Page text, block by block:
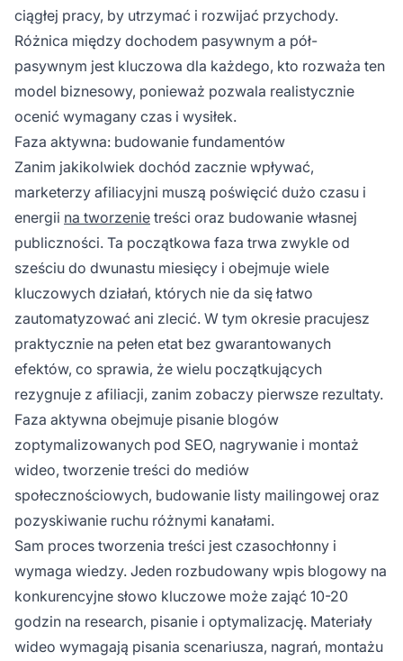
ciągłej pracy, by utrzymać i rozwijać przychody.
Różnica między dochodem pasywnym a pół-
pasywnym jest kluczowa dla każdego, kto rozważa ten
model biznesowy, ponieważ pozwala realistycznie
ocenić wymagany czas i wysiłek.
Faza aktywna: budowanie fundamentów
Zanim jakikolwiek dochód zacznie wpływać,
marketerzy afiliacyjni muszą poświęcić dużo czasu i
energii na tworzenie treści oraz budowanie własnej
publiczności. Ta początkowa faza trwa zwykle od
sześciu do dwunastu miesięcy i obejmuje wiele
kluczowych działań, których nie da się łatwo
zautomatyzować ani zlecić. W tym okresie pracujesz
praktycznie na pełen etat bez gwarantowanych
efektów, co sprawia, że wielu początkujących
rezygnuje z afiliacji, zanim zobaczy pierwsze rezultaty.
Faza aktywna obejmuje pisanie blogów
zoptymalizowanych pod SEO, nagrywanie i montaż
wideo, tworzenie treści do mediów
społecznościowych, budowanie listy mailingowej oraz
pozyskiwanie ruchu różnymi kanałami.
Sam proces tworzenia treści jest czasochłonny i
wymaga wiedzy. Jeden rozbudowany wpis blogowy na
konkurencyjne słowo kluczowe może zająć 10-20
godzin na research, pisanie i optymalizację. Materiały
wideo wymagają pisania scenariusza, nagrań, montażu